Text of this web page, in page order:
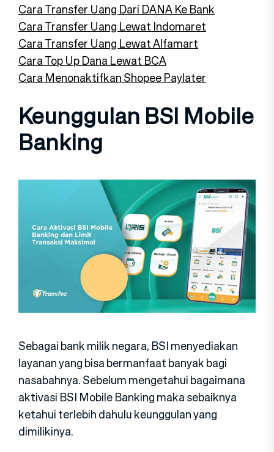
Cara Transfer Uang Dari DANA Ke Bank
Cara Transfer Uang Lewat Indomaret
Cara Transfer Uang Lewat Alfamart
Cara Top Up Dana Lewat BCA
Cara Menonaktifkan Shopee Paylater
Keunggulan BSI Mobile
Banking
Sebagai bank milik negara, BSI menyediakan
layanan yang bisa bermanfaat banyak bagi
nasabahnya. Sebelum mengetahui bagaimana
aktivasi BSI Mobile Banking maka sebaiknya
ketahui terlebih dahulu keunggulan yang
dimilikinya.